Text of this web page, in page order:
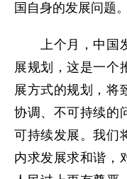
国自身的发展问题。
上个月，中国发
展规划，这是一个
展方式的规划，将
协调、不可持续的
可持续发展。我们
内求发展求和谐，